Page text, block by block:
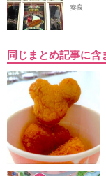
奏良
同じまとめ記事に